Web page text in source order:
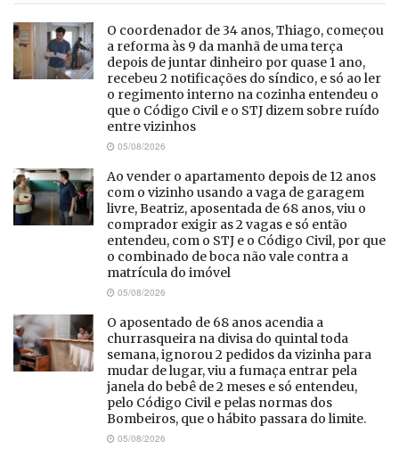
O coordenador de 34 anos, Thiago, começou
a reforma às 9 da manhã de uma terça
depois de juntar dinheiro por quase 1 ano,
recebeu 2 notificações do síndico, e só ao ler
o regimento interno na cozinha entendeu o
que o Código Civil e o STJ dizem sobre ruído
entre vizinhos
05/08/2026
Ao vender o apartamento depois de 12 anos
com o vizinho usando a vaga de garagem
livre, Beatriz, aposentada de 68 anos, viu o
comprador exigir as 2 vagas e só então
entendeu, com o STJ e o Código Civil, por que
o combinado de boca não vale contra a
matrícula do imóvel
05/08/2026
O aposentado de 68 anos acendia a
churrasqueira na divisa do quintal toda
semana, ignorou 2 pedidos da vizinha para
mudar de lugar, viu a fumaça entrar pela
janela do bebê de 2 meses e só entendeu,
pelo Código Civil e pelas normas dos
Bombeiros, que o hábito passara do limite.
05/08/2026